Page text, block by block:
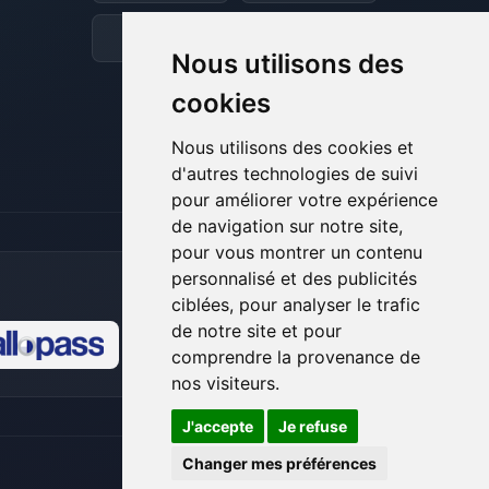
Nous utilisons des
cookies
Nous utilisons des cookies et
d'autres technologies de suivi
pour améliorer votre expérience
de navigation sur notre site,
pour vous montrer un contenu
personnalisé et des publicités
ciblées, pour analyser le trafic
de notre site et pour
comprendre la provenance de
nos visiteurs.
J'accepte
Je refuse
Changer mes préférences
et je vais remuer mes petits circuits
08/08/2026 à 05:33